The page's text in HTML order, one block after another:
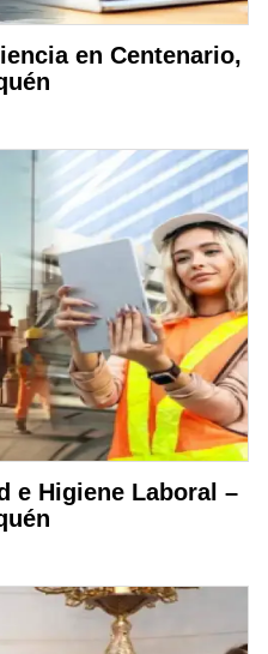
en Centenario,
e Higiene Laboral –